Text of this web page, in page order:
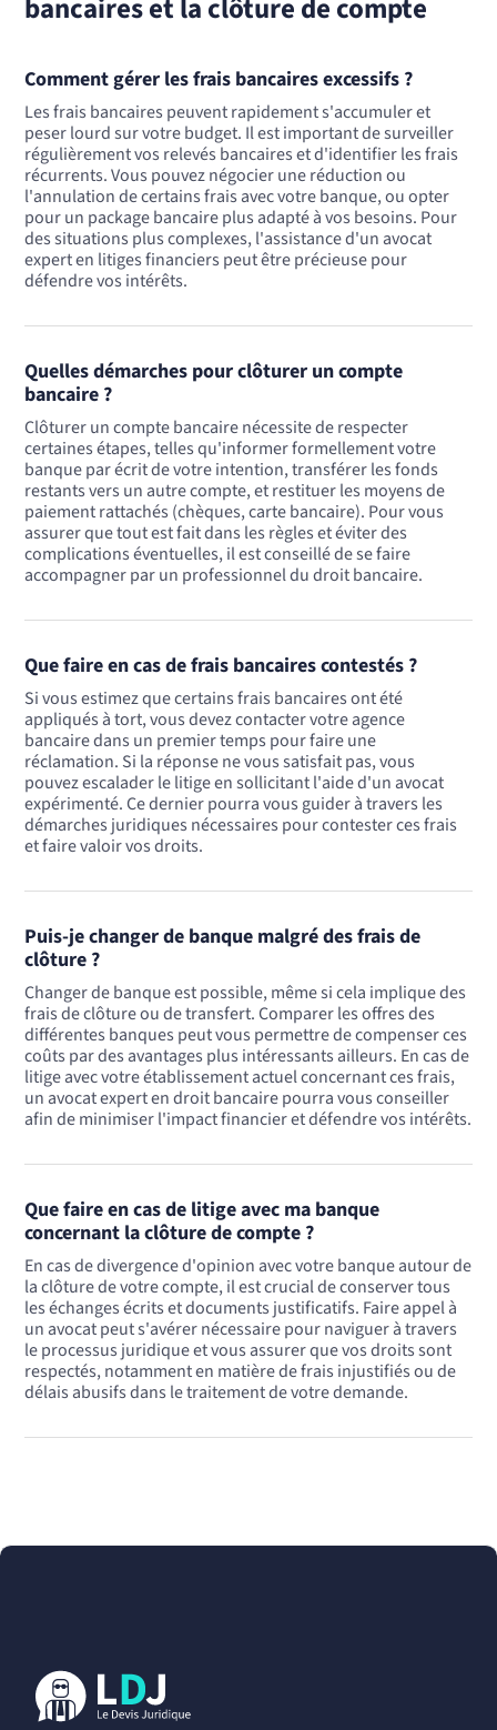
Prendre rendez-vous avec un avocat
bancaires et la clôture de compte
Comment gérer les frais bancaires excessifs ?
Les frais bancaires peuvent rapidement s'accumuler et
peser lourd sur votre budget. Il est important de surveiller
régulièrement vos relevés bancaires et d'identifier les frais
récurrents. Vous pouvez négocier une réduction ou
l'annulation de certains frais avec votre banque, ou opter
pour un package bancaire plus adapté à vos besoins. Pour
des situations plus complexes, l'assistance d'un avocat
expert en litiges financiers peut être précieuse pour
défendre vos intérêts.
Quelles démarches pour clôturer un compte
bancaire ?
Clôturer un compte bancaire nécessite de respecter
certaines étapes, telles qu'informer formellement votre
banque par écrit de votre intention, transférer les fonds
restants vers un autre compte, et restituer les moyens de
paiement rattachés (chèques, carte bancaire). Pour vous
assurer que tout est fait dans les règles et éviter des
complications éventuelles, il est conseillé de se faire
accompagner par un professionnel du droit bancaire.
Que faire en cas de frais bancaires contestés ?
Si vous estimez que certains frais bancaires ont été
appliqués à tort, vous devez contacter votre agence
bancaire dans un premier temps pour faire une
réclamation. Si la réponse ne vous satisfait pas, vous
pouvez escalader le litige en sollicitant l'aide d'un avocat
expérimenté. Ce dernier pourra vous guider à travers les
démarches juridiques nécessaires pour contester ces frais
et faire valoir vos droits.
Puis-je changer de banque malgré des frais de
clôture ?
Changer de banque est possible, même si cela implique des
frais de clôture ou de transfert. Comparer les offres des
différentes banques peut vous permettre de compenser ces
coûts par des avantages plus intéressants ailleurs. En cas de
litige avec votre établissement actuel concernant ces frais,
un avocat expert en droit bancaire pourra vous conseiller
afin de minimiser l'impact financier et défendre vos intérêts.
Que faire en cas de litige avec ma banque
concernant la clôture de compte ?
En cas de divergence d'opinion avec votre banque autour de
la clôture de votre compte, il est crucial de conserver tous
les échanges écrits et documents justificatifs. Faire appel à
un avocat peut s'avérer nécessaire pour naviguer à travers
le processus juridique et vous assurer que vos droits sont
respectés, notamment en matière de frais injustifiés ou de
délais abusifs dans le traitement de votre demande.